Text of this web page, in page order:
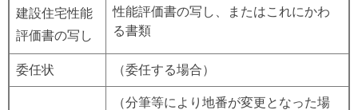
建設住宅性能
評価書の写し
性能評価書の写し、またはこれにかわ
る書類
委任状 （委任する場合）
（分筆等により地番が変更となった場